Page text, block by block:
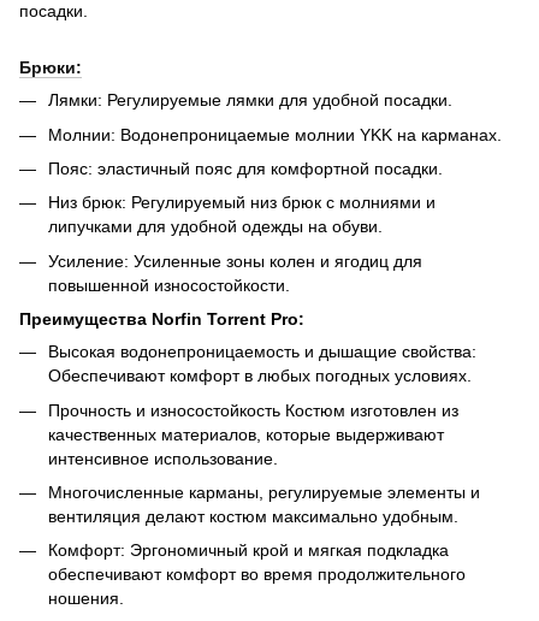
посадки.
Брюки:
Лямки: Регулируемые лямки для удобной посадки.
Молнии: Водонепроницаемые молнии YKK на карманах.
Пояс: эластичный пояс для комфортной посадки.
Низ брюк: Регулируемый низ брюк с молниями и
липучками для удобной одежды на обуви.
Усиление: Усиленные зоны колен и ягодиц для
повышенной износостойкости.
Преимущества Norfin Torrent Pro:
Высокая водонепроницаемость и дышащие свойства:
Обеспечивают комфорт в любых погодных условиях.
Прочность и износостойкость Костюм изготовлен из
качественных материалов, которые выдерживают
интенсивное использование.
Многочисленные карманы, регулируемые элементы и
вентиляция делают костюм максимально удобным.
Комфорт: Эргономичный крой и мягкая подкладка
обеспечивают комфорт во время продолжительного
ношения.